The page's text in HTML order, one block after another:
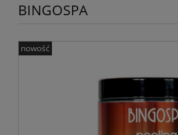
BINGOSPA
nowość